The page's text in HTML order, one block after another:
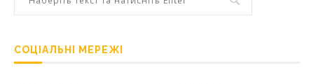
СОЦІАЛЬНІ МЕРЕЖІ